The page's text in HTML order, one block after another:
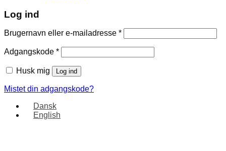
Log ind
Brugernavn eller e-mailadresse *
Adgangskode *
Husk mig Log ind
Mistet din adgangskode?
Dansk
English